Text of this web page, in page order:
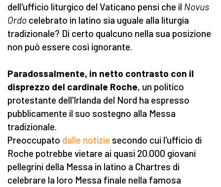
dell'ufficio liturgico del Vaticano pensi che il Novus
Ordo celebrato in latino sia uguale alla liturgia
tradizionale? Di certo qualcuno nella sua posizione
non può essere così ignorante.
Paradossalmente, in netto contrasto con il
disprezzo del cardinale Roche, un politico
protestante dell'Irlanda del Nord ha espresso
pubblicamente il suo sostegno alla Messa
tradizionale.
Preoccupato dalle notizie secondo cui l'ufficio di
Roche potrebbe vietare ai quasi 20.000 giovani
pellegrini della Messa in latino a Chartres di
celebrare la loro Messa finale nella famosa